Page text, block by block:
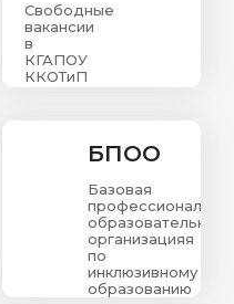
Свободные
вакансии
в
КГАПОУ
ККОТиП
БПОО
Базовая
образовательная
организацияя
по
инклюзивному
образованию